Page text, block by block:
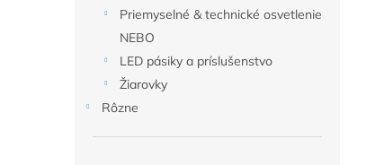
Priemyselné & technické osvetlenie
NEBO
LED pásiky a príslušenstvo
Žiarovky
Rôzne